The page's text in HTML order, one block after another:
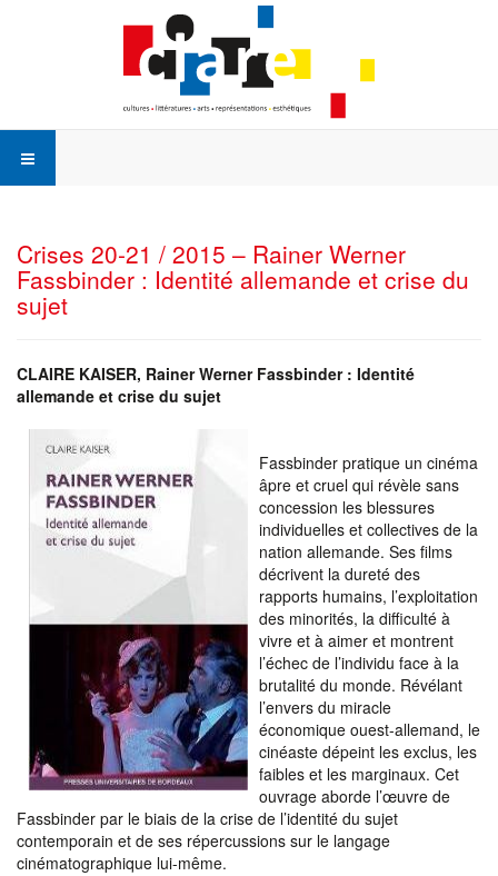
Crises 20-21 / 2015 – Rainer Werner
Fassbinder : Identité allemande et crise du
sujet
CLAIRE KAISER, Rainer Werner Fassbinder : Identité
allemande et crise du sujet
Fassbinder pratique un cinéma
âpre et cruel qui révèle sans
concession les blessures
individuelles et collectives de la
nation allemande. Ses films
décrivent la dureté des
rapports humains, l’exploitation
des minorités, la difficulté à
vivre et à aimer et montrent
l’échec de l’individu face à la
brutalité du monde. Révélant
l’envers du miracle
économique ouest-allemand, le
cinéaste dépeint les exclus, les
faibles et les marginaux. Cet
ouvrage aborde l’œuvre de
Fassbinder par le biais de la crise de l’identité du sujet
contemporain et de ses répercussions sur le langage
cinématographique lui-même.